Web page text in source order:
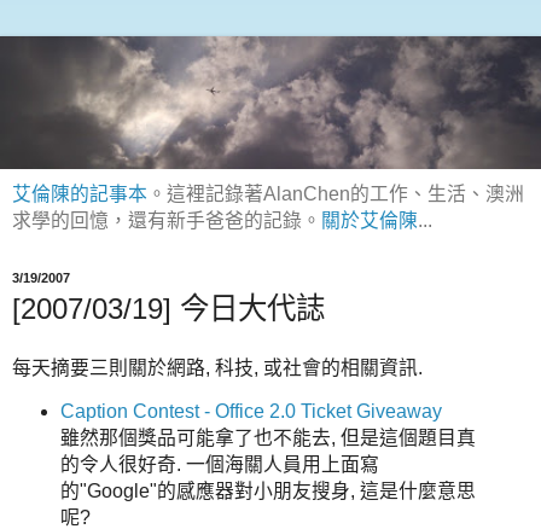
艾倫陳的記事本 。這裡記錄著AlanChen的工作、生活、澳洲
求學的回憶，還有新手爸爸的記錄。 關於艾倫陳...
3/19/2007
[2007/03/19] 今日大代誌
每天摘要三則關於網路, 科技, 或社會的相關資訊.
Caption Contest - Office 2.0 Ticket Giveaway
雖然那個獎品可能拿了也不能去, 但是這個題目真
的令人很好奇. 一個海關人員用上面寫
的"Google"的感應器對小朋友搜身, 這是什麼意思
呢?